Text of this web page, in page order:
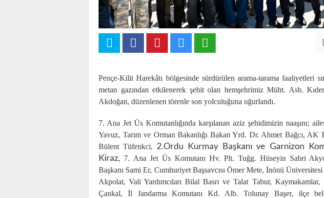
Pençe-Kilit Harekâtı bölgesinde sürdürülen arama-tarama faaliyetleri
metan gazından etkilenerek şehit olan hemşehrimiz Müht. Asb.
Akdoğan, düzenlenen törenle son yolculuğuna uğurlandı.
7. Ana Jet Üs Komutanlığında karşılanan aziz şehidimizin naaşını;
Yavuz, Tarım ve Orman Bakanlığı Bakan Yrd. Dr. Ahmet Bağcı,
Bülent Tüfenkci, 2.Ordu Kurmay Başkanı ve Garnizon
Kiraz, 7. Ana Jet Üs Komutanı Hv. Plt. Tuğg. Hüseyin Sabri
Başkanı Sami Er, Cumhuriyet Başsavcısı Ömer Mete, İnönü
Akpolat, Vali Yardımcıları Bilal Basrı ve Talat Tabur,
Çankal, İl Jandarma Komutanı Kd. Alb. Tolunay Başer, ilçe